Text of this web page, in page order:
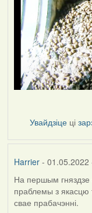
Увайдзіце ці
Harrier- 01.05.2022
На першым гняздзе
праблемы з якасцю
свае прабачэнні.